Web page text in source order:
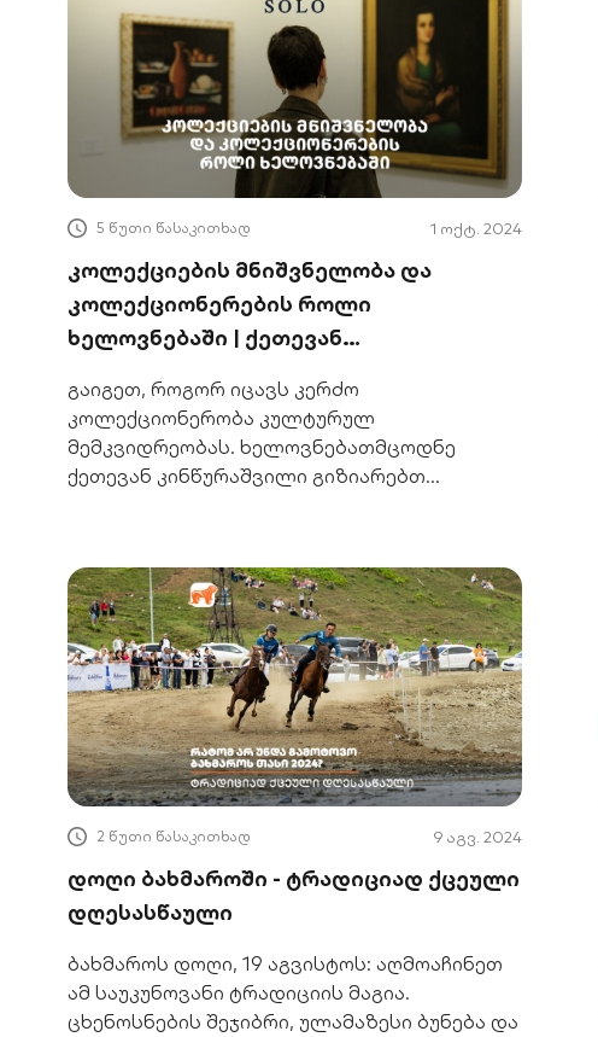
5 წუთი წასაკითხად 1 ოქტ. 2024
კოლექციების მნიშვნელობა და
კოლექციონერების როლი
ხელოვნებაში | ქეთევან
გაიგეთ, როგორ იცავს კერძო
კოლექციონერობა კულტურულ
მემკვიდრეობას. ხელოვნებათმცოდნე
ქეთევან კინწურაშვილი გიზიარებთ
2 წუთი წასაკითხად 9 აგვ. 2024
დოღი ბახმაროში - ტრადიციად ქცეული
დღესასწაული
ბახმაროს დოღი, 19 აგვისტოს: აღმოაჩინეთ
ამ საუკუნოვანი ტრადიციის მაგია.
ცხენოსნების შეჯიბრი, ულამაზესი ბუნება და